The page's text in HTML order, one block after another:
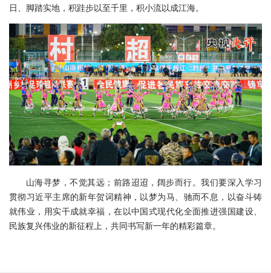
日、脚踏实地，积跬步以至千里，积小流以成江海。
山海寻梦，不觉其远；前路迢迢，阔步而行。我们要深入学习
贯彻习近平主席的新年贺词精神，以梦为马、驰而不息，以奋斗铸
就伟业，用实干成就幸福，在以中国式现代化全面推进强国建设、
民族复兴伟业的新征程上，共同书写新一年的精彩篇章。